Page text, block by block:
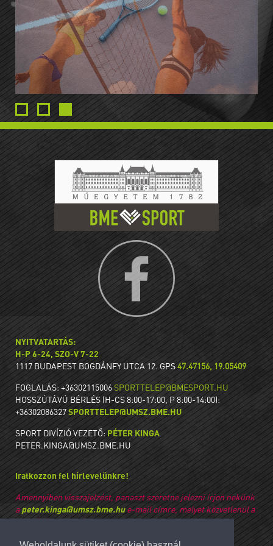
NYITVATARTÁS:
H-P 6-24, SZO-V 7-22
1117 BUDAPEST BOGDÁNFY UTCA 12. GPS47.47156, 19.05409
FOGLALÁS: +36302115006SPORTTELEP@BMESPORT.HU
HOSSZÚTÁVÚ BÉRLÉS (H-CS 8:00-17:00, P 8:00-14:00):
+36302086327SPORTTELEP@UMSZ.BME.HU
SPORT DIVÍZIÓ VEZETŐ: PÉTER KINGA
PETER.KINGA@UMSZ.BME.HU
Iratkozzon fel hírlevelünkre!
Amennyiben visszajelzést, panaszt szeretne jelezni írjon nekünk
apeter.kinga@umsz.bme.hue-mail címre, melyet közvetlenül a
vezetőség olvas, válaszol meg.